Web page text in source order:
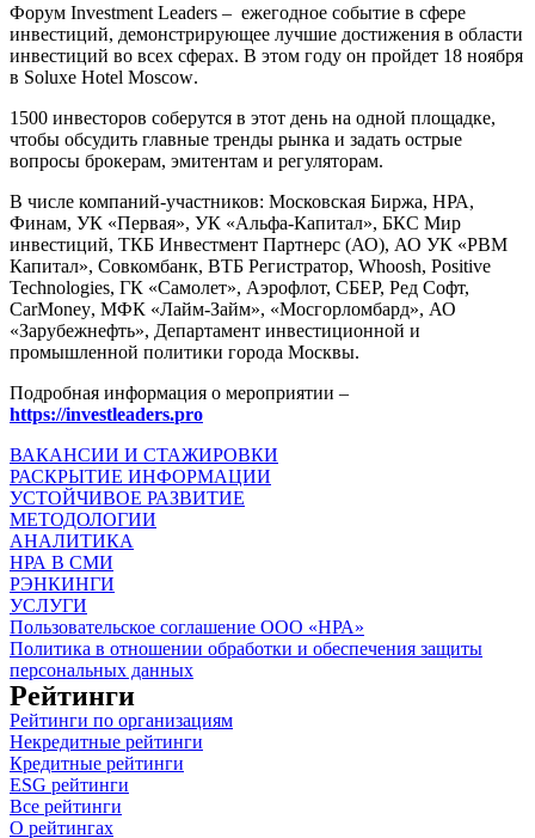
Форум Investment Leaders – ежегодное событие в сфере
инвестиций, демонстрирующее лучшие достижения в области
инвестиций во всех сферах. В этом году он пройдет 18 ноября
в Soluxe Hotel Moscow.
1500 инвесторов соберутся в этот день на одной площадке,
чтобы обсудить главные тренды рынка и задать острые
вопросы брокерам, эмитентам и регуляторам.
В числе компаний-участников: Московская Биржа, НРА,
Финам, УК «Первая», УК «Альфа-Капитал», БКС Мир
инвестиций, ТКБ Инвестмент Партнерс (АО), АО УК «РВМ
Капитал», Совкомбанк, ВТБ Регистратор, Whoosh, Positive
Technologies, ГК «Самолет», Аэрофлот, СБЕР, Ред Софт,
CarMoney, МФК «Лайм-Займ», «Мосгорломбард», АО
«Зарубежнефть», Департамент инвестиционной и
промышленной политики города Москвы.
Подробная информация о мероприятии –
https://investleaders.pro
ВАКАНСИИ И СТАЖИРОВКИ
РАСКРЫТИЕ ИНФОРМАЦИИ
УСТОЙЧИВОЕ РАЗВИТИЕ
МЕТОДОЛОГИИ
АНАЛИТИКА
НРА В СМИ
РЭНКИНГИ
УСЛУГИ
Пользовательское соглашение ООО «НРА»
Политика в отношении обработки и обеспечения защиты
персональных данных
Рейтинги
Рейтинги по организациям
Некредитные рейтинги
Кредитные рейтинги
ESG рейтинги
Все рейтинги
О рейтингах